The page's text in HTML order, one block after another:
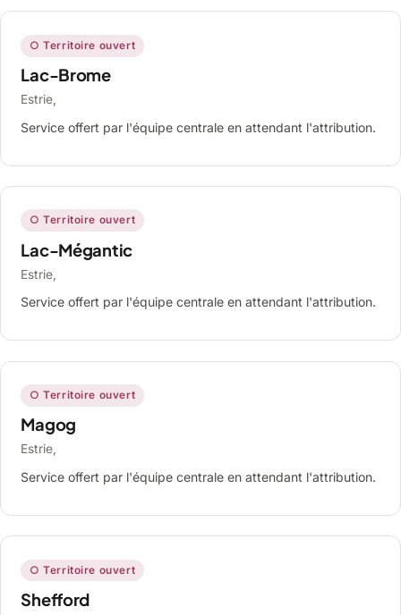
○ Territoire ouvert
Lac-Brome
Estrie,
Service offert par l'équipe centrale en attendant l'attribution.
○ Territoire ouvert
Lac-Mégantic
Estrie,
Service offert par l'équipe centrale en attendant l'attribution.
○ Territoire ouvert
Magog
Estrie,
Service offert par l'équipe centrale en attendant l'attribution.
○ Territoire ouvert
Shefford